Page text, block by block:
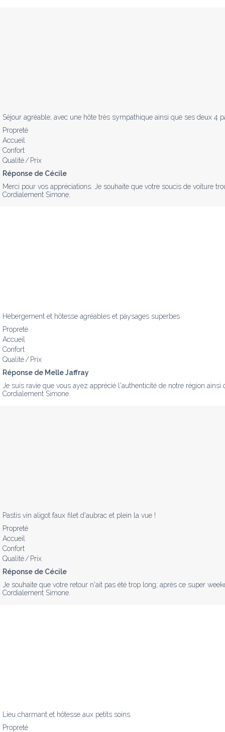
Séjour agréable, avec une hôte très sympathique ainsi que ses deux
Propreté
Accueil
Confort
Qualité / Prix
Réponse de Cécile
Merci pour vos appréciations. Je souhaite que votre soucis de voiture
Cordialement Simone.
Hébergement et hôtesse agréables et paysages superbes
Propreté
Accueil
Confort
Qualité / Prix
Réponse de Melle Jaffray
Je suis ravie que vous ayez apprécié l'authenticité de notre région ainsi
Cordialement Simone.
Pastis vin aligot faux filet d'aubrac et plein la vue !
Propreté
Accueil
Confort
Qualité / Prix
Réponse de Cécile
Je souhaite que votre retour n'ait pas été trop long; après ce super
Cordialement Simone.
Lieu charmant et hôtesse aux petits soins.
Propreté